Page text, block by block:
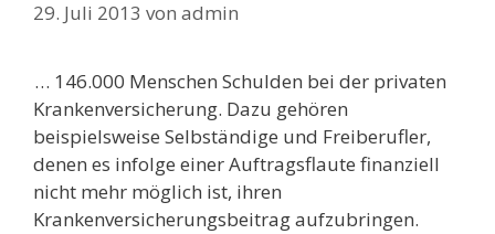
29. Juli 2013 von admin
… 146.000 Menschen Schulden bei der privaten
Krankenversicherung. Dazu gehören
beispielsweise Selbständige und Freiberufler,
denen es infolge einer Auftragsflaute finanziell
nicht mehr möglich ist, ihren
Krankenversicherungsbeitrag aufzubringen.